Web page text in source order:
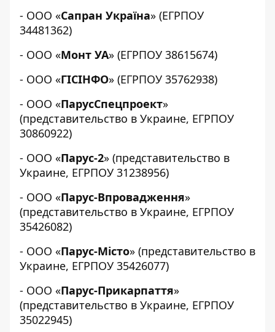
- ООО «Сапран Україна» (ЕГРПОУ
34481362)
- ООО «Монт УА» (ЕГРПОУ 38615674)
- ООО «ГІСІНФО» (ЕГРПОУ 35762938)
- ООО «ПарусСпецпроект»
(представительство в Украине, ЕГРПОУ
30860922)
- ООО «Парус-2» (представительство в
Украине, ЕГРПОУ 31238956)
- ООО «Парус-Впровадження»
(представительство в Украине, ЕГРПОУ
35426082)
- ООО «Парус-Місто» (представительство в
Украине, ЕГРПОУ 35426077)
- ООО «Парус-Прикарпаття»
(представительство в Украине, ЕГРПОУ
35022945)